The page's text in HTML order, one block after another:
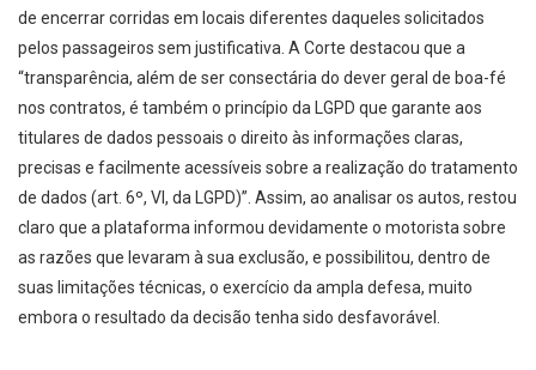
de encerrar corridas em locais diferentes daqueles solicitados
pelos passageiros sem justificativa. A Corte destacou que a
“transparência, além de ser consectária do dever geral de boa-fé
nos contratos, é também o princípio da LGPD que garante aos
titulares de dados pessoais o direito às informações claras,
precisas e facilmente acessíveis sobre a realização do tratamento
de dados (art. 6º, VI, da LGPD)”. Assim, ao analisar os autos, restou
claro que a plataforma informou devidamente o motorista sobre
as razões que levaram à sua exclusão, e possibilitou, dentro de
suas limitações técnicas, o exercício da ampla defesa, muito
embora o resultado da decisão tenha sido desfavorável.